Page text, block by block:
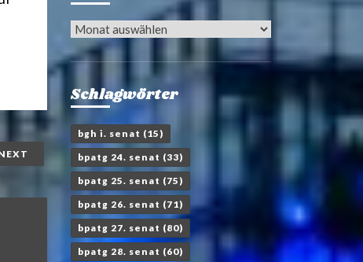
Archiv
Schlagwörter
bgh i. senat (15)
bpatg 24. senat (33)
bpatg 25. senat (75)
bpatg 26. senat (71)
bpatg 27. senat (80)
bpatg 28. senat (60)